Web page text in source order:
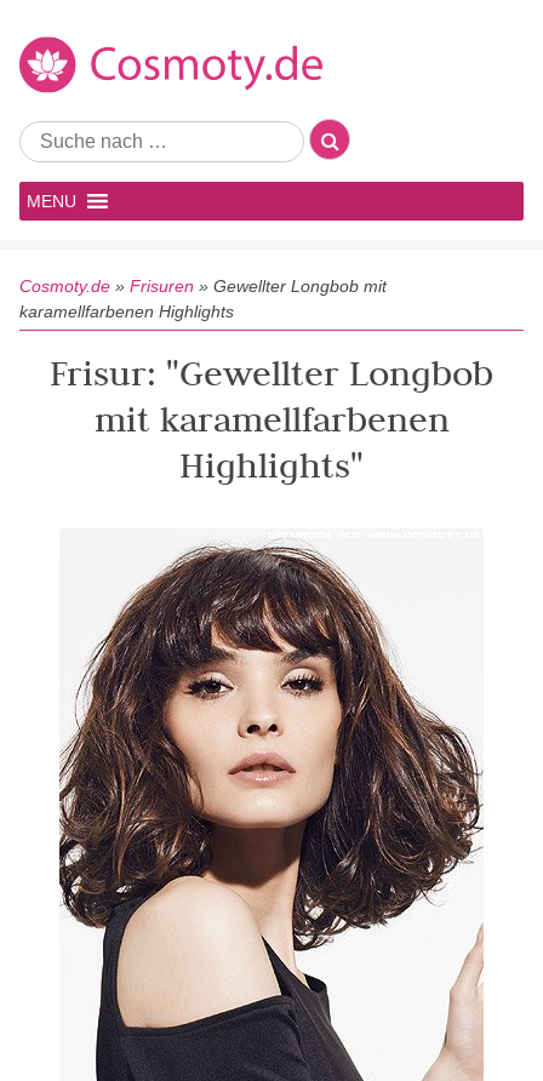
MENU
Cosmoty.de » Frisuren » Gewellter Longbob mit
karamellfarbenen Highlights
Frisur: "Gewellter Longbob
mit karamellfarbenen
Highlights"